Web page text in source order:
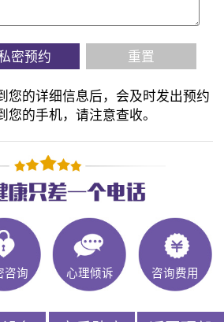
密预约 重置
您的详细信息后，会及时发出预约
的手机，请注意查收。
咨询 心理倾诉 咨询费用